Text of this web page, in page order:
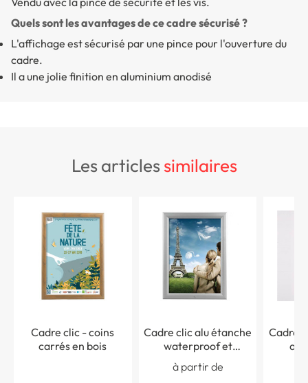
Quels sont les avantages de ce cadre sécurisé ?
L'affichage est sécurisé par une pince pour l'ouverture du
cadre.
Il a une jolie finition en aluminium anodisé
les articlessimilaires
Cadre clic - coins
carrés en bois
Cadre clic alu étanche
waterproof et
sécurisé
à partir de
Cadre